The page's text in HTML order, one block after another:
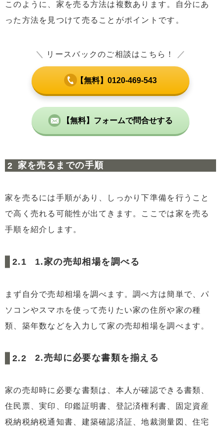
このように、家を売る方法は複数あります。自分にあ
った方法を見つけて売ることがポイントです。
＼ リースバックのご相談はこちら！ ／
【無料】0120-469-543
【無料】フォームで問合せする
家を売るまでの手順
家を売るには手順があり、しっかり下準備を行うこと
で高く売れる可能性が出てきます。ここでは家を売る
手順を紹介します。
1.家の売却相場を調べる
まず自分で売却相場を調べます。調べ方は簡単で、パ
ソコンやスマホを使って売りたい家の住所や家の種
類、築年数などを入力して家の売却相場を調べます。
2.売却に必要な書類を揃える
家の売却時に必要な書類は、本人が確認できる書類、
住民票、実印、印鑑証明書、登記済権利書、固定資産
税納税納税通知書、建築確認済証、地裁測量図、住宅